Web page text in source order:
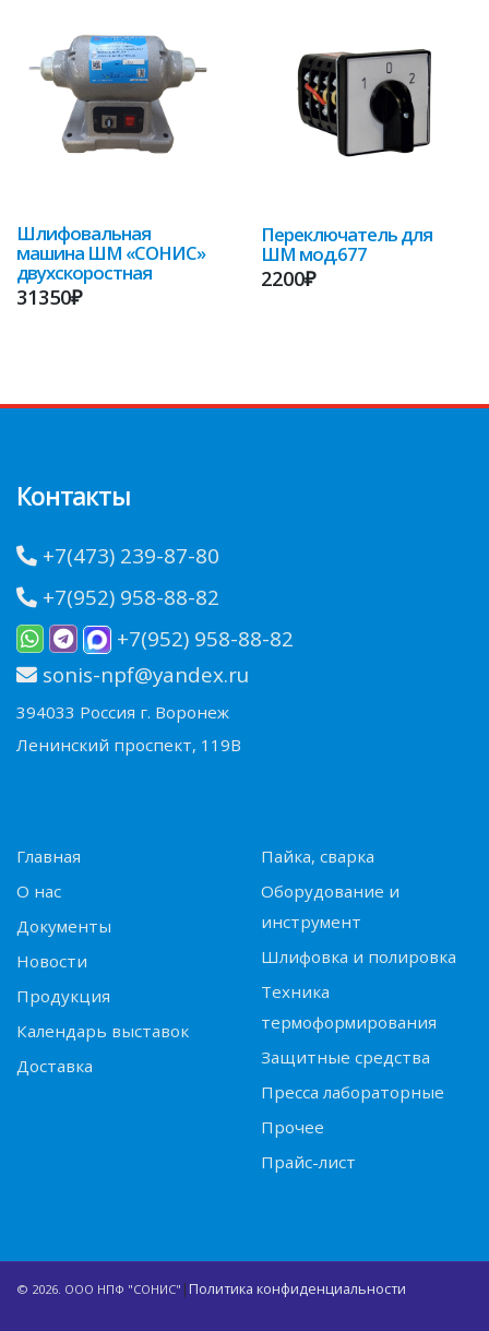
Шлифовальная
машина ШМ «СОНИС»
двухскоростная
31350₽
Переключатель для
ШМ мод.677
2200₽
Контакты
+7(473) 239-87-80
+7(952) 958-88-82
+7(952) 958-88-82
sonis-npf@yandex.ru
394033 Россия г. Воронеж
Ленинский проспект, 119В
Главная
О нас
Документы
Новости
Продукция
Календарь выставок
Доставка
Пайка, сварка
Оборудование и
инструмент
Шлифовка и полировка
Техника
термоформирования
Защитные средства
Пресса лабораторные
Прочее
Прайс-лист
© 2026. ООО НПФ "СОНИС" |Политика конфиденциальности